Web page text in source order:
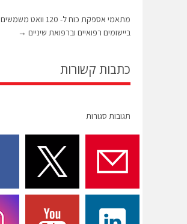
מתאמי אספקת כוח ל- 120 וואט משמשים
ביישומים רפואיים וברפואת שיניים →
כתבות קשורות
תגובות סגורות